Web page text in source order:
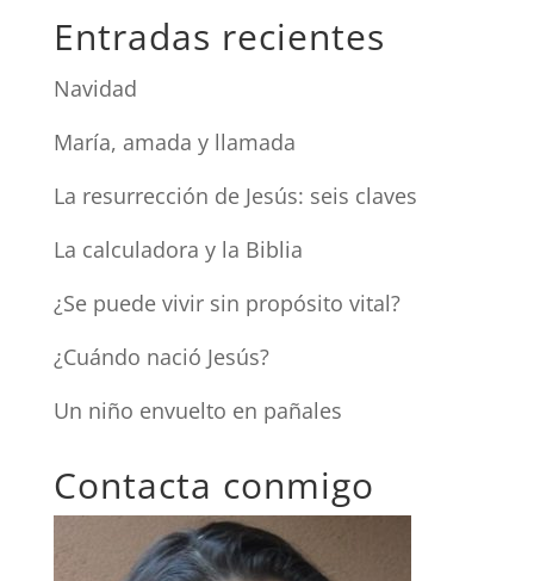
Entradas recientes
Navidad
María, amada y llamada
La resurrección de Jesús: seis claves
La calculadora y la Biblia
¿Se puede vivir sin propósito vital?
¿Cuándo nació Jesús?
Un niño envuelto en pañales
Contacta conmigo